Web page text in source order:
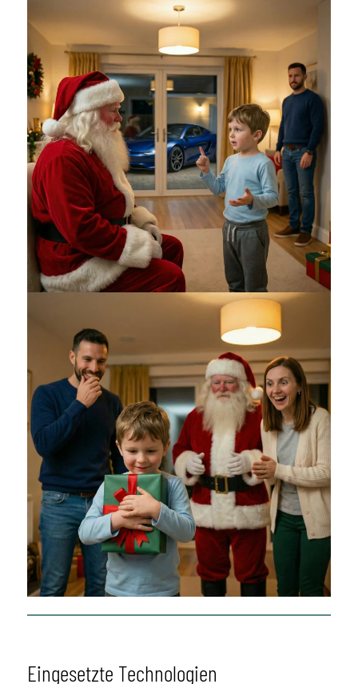
Eingesetzte Technologien